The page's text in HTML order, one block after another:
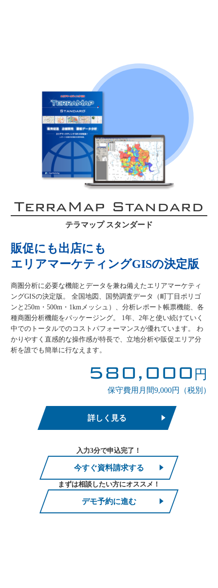
TerraMap Standard
テラマップ スタンダード
販促にも出店にも
エリアマーケティングGISの決定版
商圏分析に必要な機能とデータを兼ね備えたエリアマーケティ
ングGISの決定版。 全国地図、国勢調査データ（町丁目ポリゴ
ンと250m・500m・1kmメッシュ）、分析レポート帳票機能、各
種商圏分析機能をパッケージング。 1年、2年と使い続けていく
中でのトータルでのコストパフォーマンスが優れています。 わ
かりやすく直感的な操作感が特長で、立地分析や販促エリア分
析を誰でも簡単に行なえます。
580,000 円
保守費用月間9,000円（税別）
詳しく見る
入力3分で申込完了！
今すぐ資料請求する
まずは相談したい方にオススメ！
デモ予約に進む